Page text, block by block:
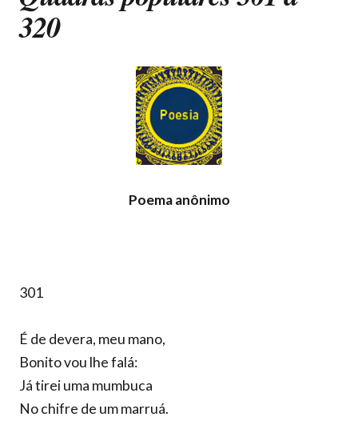
320
Poema anônimo
301
É de devera, meu mano,
Bonito vou lhe falá:
Já tirei uma mumbuca
No chifre de um marruá.